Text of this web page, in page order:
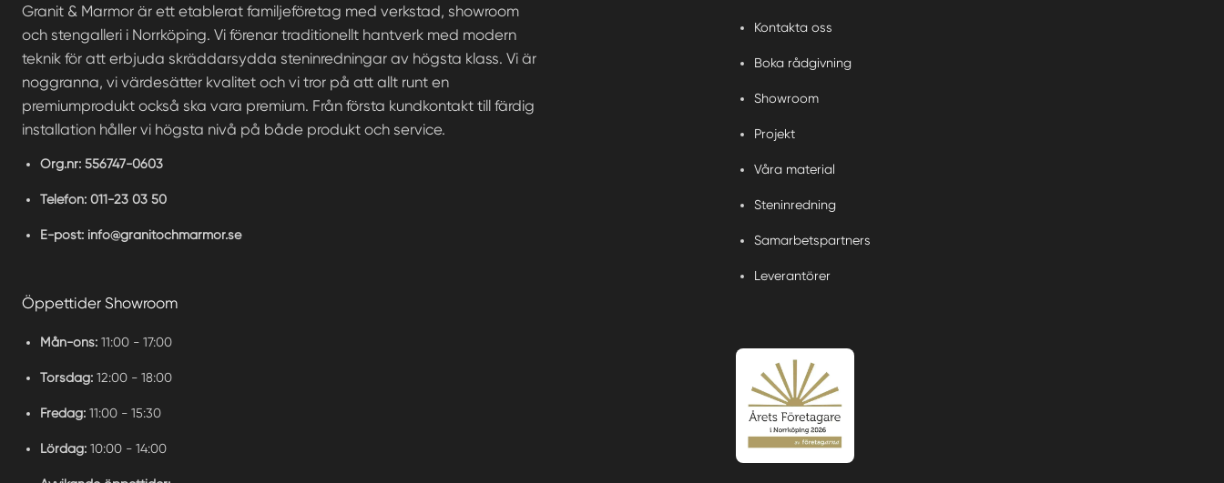
Granit & Marmor är ett etablerat familjeföretag med verkstad, showroom
och stengalleri i Norrköping. Vi förenar traditionellt hantverk med modern
teknik för att erbjuda skräddarsydda steninredningar av högsta klass. Vi är
noggranna, vi värdesätter kvalitet och vi tror på att allt runt en
premiumprodukt också ska vara premium. Från första kundkontakt till färdig
installation håller vi högsta nivå på både produkt och service.
Org.nr: 556747-0603
Telefon: 011-23 03 50
E-post: info@granitochmarmor.se
Öppettider Showroom
Mån-ons: 11:00 - 17:00
Torsdag: 12:00 - 18:00
Fredag: 11:00 - 15:30
Lördag: 10:00 - 14:00
Kontakta oss
Boka rådgivning
Showroom
Projekt
Våra material
Steninredning
Samarbetspartners
Leverantörer